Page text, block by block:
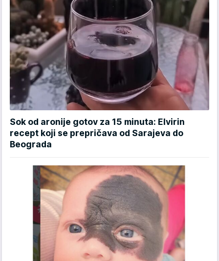
Sok od aronije gotov za 15 minuta: Elvirin
recept koji se prepričava od Sarajeva do
Beograda